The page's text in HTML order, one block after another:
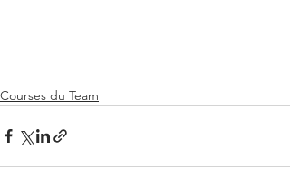
Courses du Team